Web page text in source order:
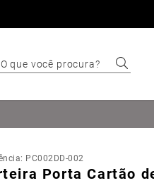
O que você procura?
TERMOS MAIS
Cinto
: PC002DD-002
Porta Cartão